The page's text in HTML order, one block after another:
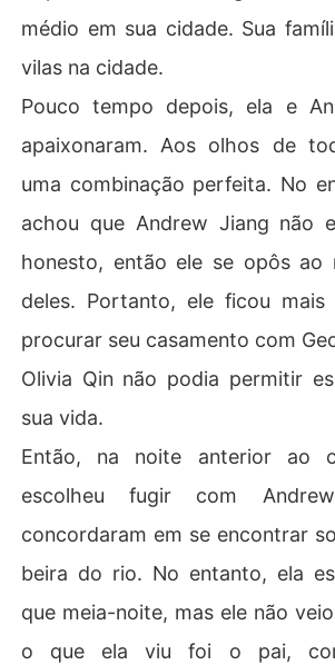
médio em sua cidade. Sua
vilas na cidade.
Pouco tempo depois, ela e
apaixonaram. Aos olhos de
uma combinação perfeita. No
achou que Andrew Jiang não
honesto, então ele se opôs ao
deles. Portanto, ele ficou mais
procurar seu casamento com
Olivia Qin não podia permitir
sua vida.
Então, na noite anterior ao
escolheu fugir com
concordaram em se encontrar
beira do rio. No entanto, ela
que meia-noite, mas ele não
o que ela viu foi o pai,